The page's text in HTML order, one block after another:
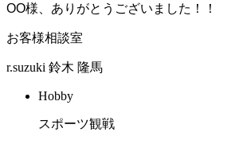
OO様、ありがとうございました！！
お客様相談室
r.suzuki 鈴木 隆馬
Hobby
スポーツ観戦